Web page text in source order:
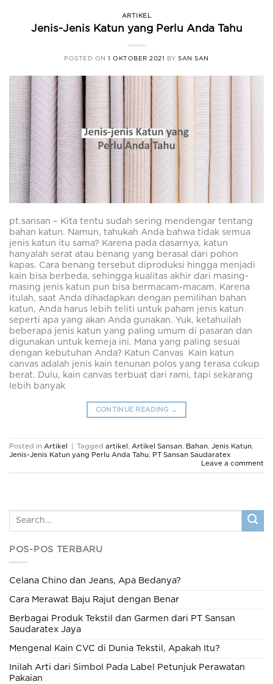
ARTIKEL
Jenis-Jenis Katun yang Perlu Anda Tahu
POSTED ON1 OKTOBER 2021 BYSAN SAN
pt.sansan – Kita tentu sudah sering mendengar tentang
bahan katun. Namun, tahukah Anda bahwa tidak semua
jenis katun itu sama? Karena pada dasarnya, katun
hanyalah serat atau benang yang berasal dari pohon
kapas. Cara benang tersebut diproduksi hingga menjadi
kain bisa berbeda, sehingga kualitas akhir dari masing-
masing jenis katun pun bisa bermacam-macam. Karena
itulah, saat Anda dihadapkan dengan pemilihan bahan
katun, Anda harus lebih teliti untuk paham jenis katun
seperti apa yang akan Anda gunakan. Yuk, ketahuilah
beberapa jenis katun yang paling umum di pasaran dan
digunakan untuk kemeja ini. Mana yang paling sesuai
dengan kebutuhan Anda? Katun Canvas Kain katun
canvas adalah jenis kain tenunan polos yang terasa cukup
berat. Dulu, kain canvas terbuat dari rami, tapi sekarang
lebih banyak
CONTINUE READING →
Posted in Artikel Tagged artikel , Artikel Sansan, Bahan, Jenis Katun,
Jenis-Jenis Katun yang Perlu Anda Tahu, PT Sansan Saudaratex
Leave a comment
POS-POS TERBARU
Celana Chino dan Jeans, Apa Bedanya?
Cara Merawat Baju Rajut dengan Benar
Berbagai Produk Tekstil dan Garmen dari PT Sansan
Saudaratex Jaya
Mengenal Kain CVC di Dunia Tekstil, Apakah Itu?
Inilah Arti dari Simbol Pada Label Petunjuk Perawatan
Pakaian